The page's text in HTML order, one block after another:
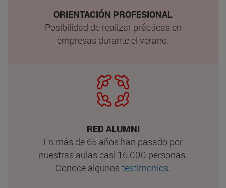
ORIENTACIÓN PROFESIONAL
Posibilidad de realizar prácticas en
empresas durante el verano.
RED ALUMNI
En más de 65 años han pasado por
nuestras aulas casi 16.000 personas.
Conoce algunos testimonios.